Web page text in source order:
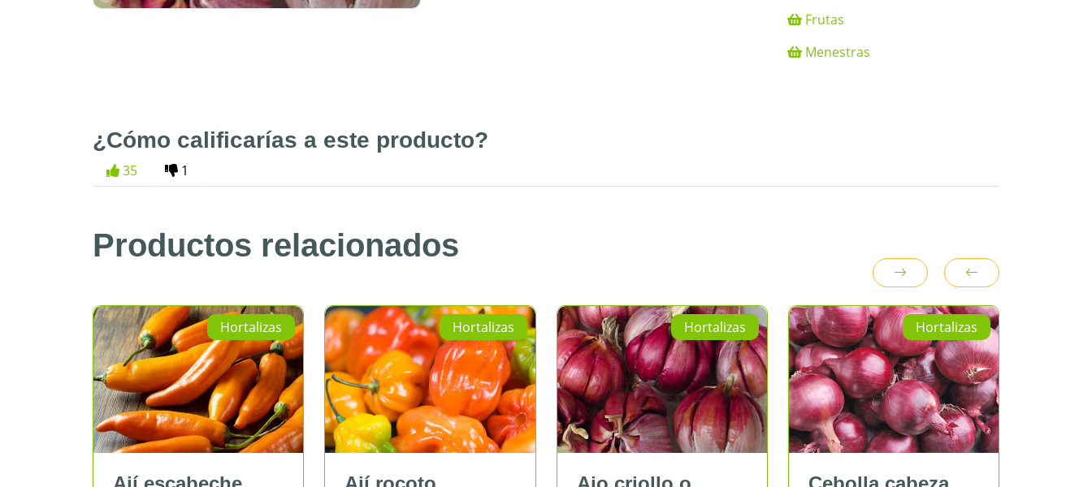
Frutas
Menestras
¿Cómo calificarías a este producto?
35 1
Productos relacionados
Hortalizas Hortalizas Hortalizas Hortalizas